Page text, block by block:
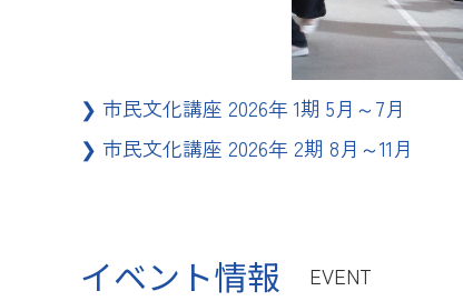
❯ 市民文化講座 2026年 1期 5月～7月
❯ 市民文化講座 2026年 2期 8月～11月
イベント情報 EVENT